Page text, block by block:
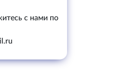
с нами по